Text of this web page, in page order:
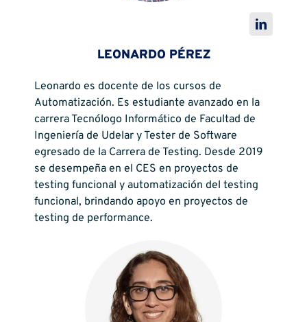
LEONARDO PÉREZ
Leonardo es docente de los cursos de
Automatización. Es estudiante avanzado en la
carrera Tecnólogo Informático de Facultad de
Ingeniería de Udelar y Tester de Software
egresado de la Carrera de Testing. Desde 2019
se desempeña en el CES en proyectos de
testing funcional y automatización del testing
funcional, brindando apoyo en proyectos de
testing de performance.